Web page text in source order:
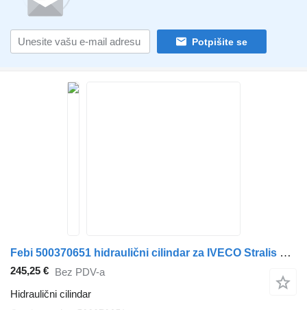
Potpišite se
Febi 500370651 hidraulični cilindar za IVECO Stralis Trakker tegljača
245,25 € Bez PDV-a
Hidraulični cilindar